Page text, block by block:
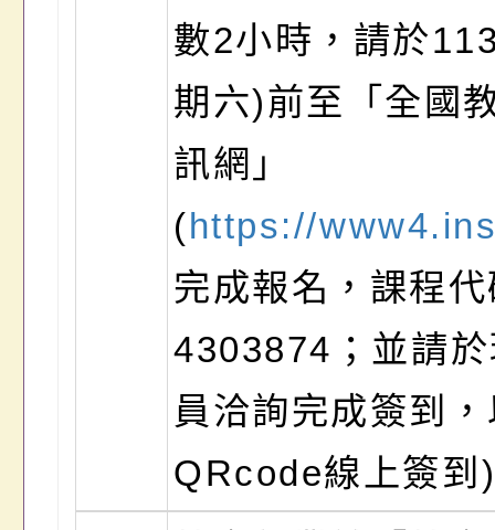
數2小時，請於
期六)前至「全國
訊網」
(https://
完成報名，課程
4303874；並請
員洽詢完成簽到
QRcode線上簽到